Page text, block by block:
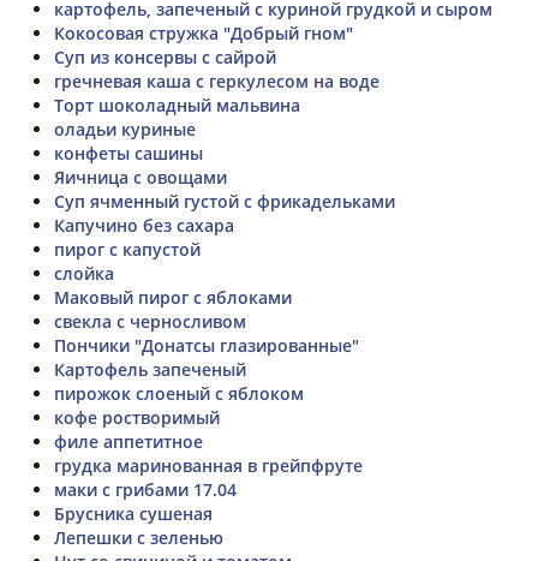
картофель, запеченый с куриной грудкой и сыром
Кокосовая стружка "Добрый гном"
Суп из консервы с сайрой
гречневая каша с геркулесом на воде
Торт шоколадный мальвина
оладьи куриные
конфеты сашины
Яичница с овощами
Суп ячменный густой с фрикадельками
Капучино без сахара
пирог с капустой
слойка
Маковый пирог с яблоками
свекла с черносливом
Пончики "Донатсы глазированные"
Картофель запеченый
пирожок слоеный с яблоком
кофе ростворимый
филе аппетитное
грудка маринованная в грейпфруте
маки с грибами 17.04
Брусника сушеная
Лепешки с зеленью